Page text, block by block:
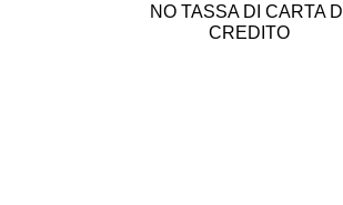
NO TASSA DI CARTA DI
CREDITO